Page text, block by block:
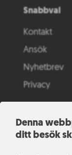
Denna
ditt besök
Snabbval
Kontakt
Ansök
Nyhetbrev
Privacy